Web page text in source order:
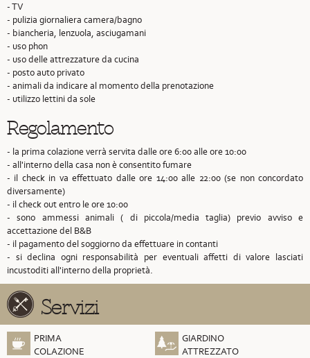
- TV
- pulizia giornaliera camera/bagno
- biancheria, lenzuola, asciugamani
- uso phon
- uso delle attrezzature da cucina
- posto auto privato
- animali da indicare al momento della prenotazione
- utilizzo lettini da sole
Regolamento
- la prima colazione verrà servita dalle ore 6:00 alle ore 10:00
- all'interno della casa non è consentito fumare
- il check in va effettuato dalle ore 14:00 alle 22:00 (se non concordato
diversamente)
- il check out entro le ore 10:00
- sono ammessi animali ( di piccola/media taglia) previo avviso e
accettazione del B&B
- il pagamento del soggiorno da effettuare in contanti
- si declina ogni responsabilità per eventuali affetti di valore lasciati
incustoditi all'interno della proprietà.
Servizi
PRIMA
COLAZIONE
GIARDINO
ATTREZZATO